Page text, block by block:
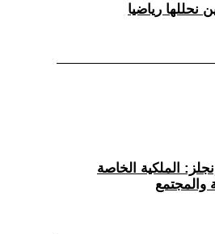
الملكية الخاصة
والمجتمع